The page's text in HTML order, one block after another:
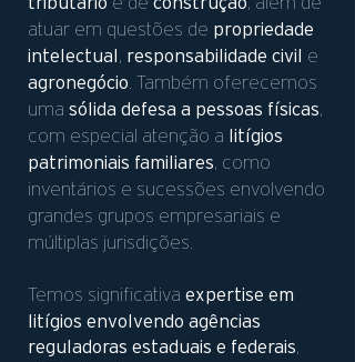
atuar em questões de propriedade
intelectual, responsabilidade civil e
agronegócio . Também oferecemos
uma sólida defesa a pessoas físicas,
com especial atenção a litígios
patrimoniais familiares, como
inventários e sucessões envolvendo
grandes grupos empresariais e
múltiplas jurisdições.
Temos significativa expertise em
litígios envolvendo agências
reguladoras estaduais e federais,